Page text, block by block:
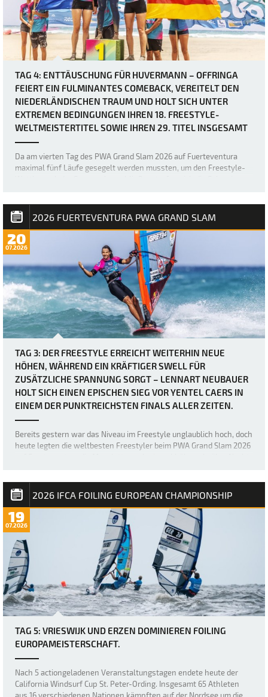
TAG 4: ENTTÄUSCHUNG FÜR HUVERMANN – OFFRINGA
FEIERT EIN FULMINANTES COMEBACK, VEREITELT DEN
NIEDERLÄNDISCHEN TRAUM UND HOLT SICH UNTER
EXTREMEN BEDINGUNGEN IHREN 18. FREESTYLE-
WELTMEISTERTITEL SOWIE IHREN 29. TITEL INSGESAMT
Da am vierten Tag des PWA Grand Slam 2026 auf Fuerteventura
maximal fünf Läufe gesegelt werden mussten, um den Freestyle-
kam. Die heutigen Bedingung…
2026 FUERTEVENTURA PWA GRAND SLAM
20
07.2026
TAG 3: DER FREESTYLE ERREICHT WEITERHIN NEUE
HÖHEN, WÄHREND EIN KRÄFTIGER SWELL FÜR
ZUSÄTZLICHE SPANNUNG SORGT – LENNART NEUBAUER
HOLT SICH EINEN EPISCHEN SIEG VOR YENTEL CAERS IN
EINEM DER PUNKTREICHSTEN FINALS ALLER ZEITEN.
Bereits gestern war das Niveau im Freestyle unglaublich hoch, doch
heute legten die weltbesten Freestyler beim PWA Grand Slam 2026
besten Freestyl…
2026 IFCA FOILING EUROPEAN CHAMPIONSHIP
19
07.2026
TAG 5: VRIESWIJK UND ERZEN DOMINIEREN FOILING
EUROPAMEISTERSCHAFT.
Nach 5 actiongeladenen Veranstaltungstagen endete heute der
California Windsurf Cup St. Peter-Ording. Insgesamt 65 Athleten